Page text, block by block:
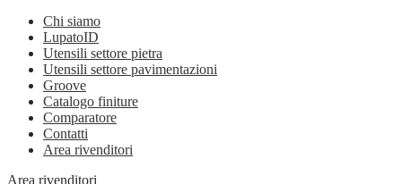
Chi siamo
LupatoID
Utensili settore pietra
Utensili settore pavimentazioni
Groove
Catalogo finiture
Comparatore
Contatti
Area rivenditori
Area rivenditori